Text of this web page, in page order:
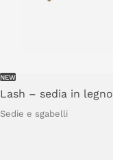
NEW
Lash – sedia in legno
Sedie e sgabelli